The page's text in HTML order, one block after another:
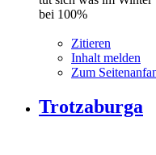
bei 100%
Zitieren
Inhalt melden
Zum
Trotzaburga